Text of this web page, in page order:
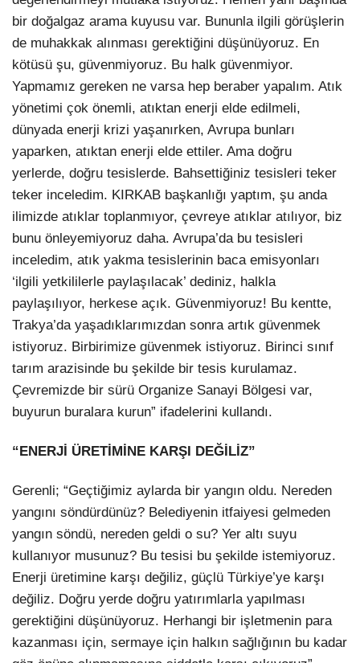
bir doğalgaz arama kuyusu var. Bununla ilgili görüşlerin
de muhakkak alınması gerektiğini düşünüyoruz. En
kötüsü şu, güvenmiyoruz. Bu halk güvenmiyor.
Yapmamız gereken ne varsa hep beraber yapalım. Atık
yönetimi çok önemli, atıktan enerji elde edilmeli,
dünyada enerji krizi yaşanırken, Avrupa bunları
yaparken, atıktan enerji elde ettiler. Ama doğru
yerlerde, doğru tesislerde. Bahsettiğiniz tesisleri teker
teker inceledim. KIRKAB başkanlığı yaptım, şu anda
ilimizde atıklar toplanmıyor, çevreye atıklar atılıyor, biz
bunu önleyemiyoruz daha. Avrupa’da bu tesisleri
inceledim, atık yakma tesislerinin baca emisyonları
‘ilgili yetkililerle paylaşılacak’ dediniz, halkla
paylaşılıyor, herkese açık. Güvenmiyoruz! Bu kentte,
Trakya’da yaşadıklarımızdan sonra artık güvenmek
istiyoruz. Birbirimize güvenmek istiyoruz. Birinci sınıf
tarım arazisinde bu şekilde bir tesis kurulamaz.
Çevremizde bir sürü Organize Sanayi Bölgesi var,
buyurun buralara kurun” ifadelerini kullandı.
“ENERJİ ÜRETİMİNE KARŞI DEĞİLİZ”
Gerenli; “Geçtiğimiz aylarda bir yangın oldu. Nereden
yangını söndürdünüz? Belediyenin itfaiyesi gelmeden
yangın söndü, nereden geldi o su? Yer altı suyu
kullanıyor musunuz? Bu tesisi bu şekilde istemiyoruz.
Enerji üretimine karşı değiliz, güçlü Türkiye’ye karşı
değiliz. Doğru yerde doğru yatırımlarla yapılması
gerektiğini düşünüyoruz. Herhangi bir işletmenin para
kazanması için, sermaye için halkın sağlığının bu kadar